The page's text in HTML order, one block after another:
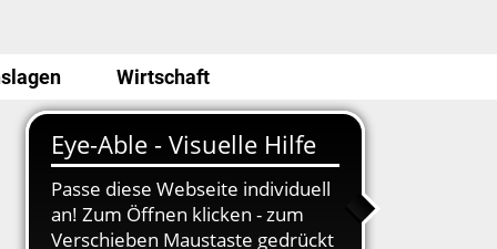
Wirtschaft
Stellenausschreibung